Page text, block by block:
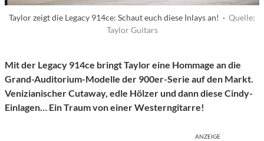
Taylor zeigt die Legacy 914ce: Schaut euch diese Inlays an! · Quelle:
Taylor Guitars
Mit der Legacy 914ce bringt Taylor eine Hommage an die
Grand-Auditorium-Modelle der 900er-Serie auf den Markt.
Venizianischer Cutaway, edle Hölzer und dann diese Cindy-
Einlagen… Ein Traum von einer Westerngitarre!
ANZEIGE